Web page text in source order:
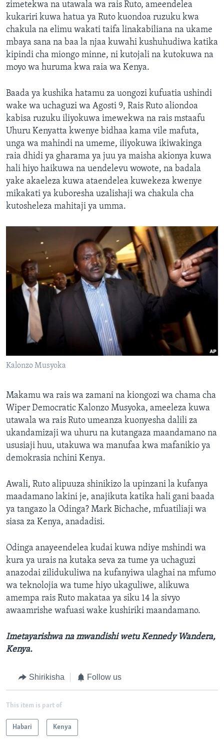
zimetekwa na utawala wa rais Ruto, ameendelea
kukariri kuwa hatua ya Ruto kuondoa ruzuku kwa
chakula na elimu wakati taifa linakabiliana na ukame
mbaya sana na baa la njaa kuwahi kushuhudiwa katika
kipindi cha miongo minne, ni kutojali na kutokuwa na
moyo wa huruma kwa raia wa Kenya.
Baada ya kushika hatamu za uongozi kufuatia ushindi
wake wa uchaguzi wa Agosti 9, Rais Ruto aliondoa
kabisa ruzuku iliyokuwa imewekwa na rais mstaafu
Uhuru Kenyatta kwenye bidhaa kama vile mafuta,
unga wa mahindi na umeme, iliyokuwa ikiwakinga
raia dhidi ya gharama ya juu ya maisha akionya kuwa
hali hiyo haikuwa na uendelevu wowote, na badala
yake akaeleza kuwa ataendelea kuwekeza kwenye
mikakati ya kuboresha uzalishaji wa chakula cha
kutosheleza mahitaji ya umma.
Kalonzo Musyoka
Makamu wa rais wa zamani na kiongozi wa chama cha
Wiper Democratic Kalonzo Musyoka, ameeleza kuwa
utawala wa rais Ruto umeanza kuonyesha dalili za
ukandamizaji wa uhuru na kutangaza maandamano na
ususiaji huu, utakuwa wa manufaa kwa mafanikio ya
demokrasia nchini Kenya.
Awali, Ruto alipuuza shinikizo la upinzani la kufanya
maadamano lakini je, anajikuta katika hali gani baada
ya tangazo la Odinga? Mark Bichache, mfuatiliaji wa
siasa za Kenya, anadadisi.
Odinga anayeendelea kudai kuwa ndiye mshindi wa
kura ya urais na kutaka seva za tume ya uchaguzi
anazodai zilidukuliwa na kufanyiwa ulaghai na mfumo
wa teknolojia wa tume hiyo ukaguliwe, alikuwa
amempa rais Ruto makataa ya siku 14 la sivyo
awaamrishe wafuasi wake kushiriki maandamano.
Imetayarishwa na mwandishi wetu Kennedy Wandera,
Kenya.
Shirikisha Follow us
This item is part of
Habari Kenya